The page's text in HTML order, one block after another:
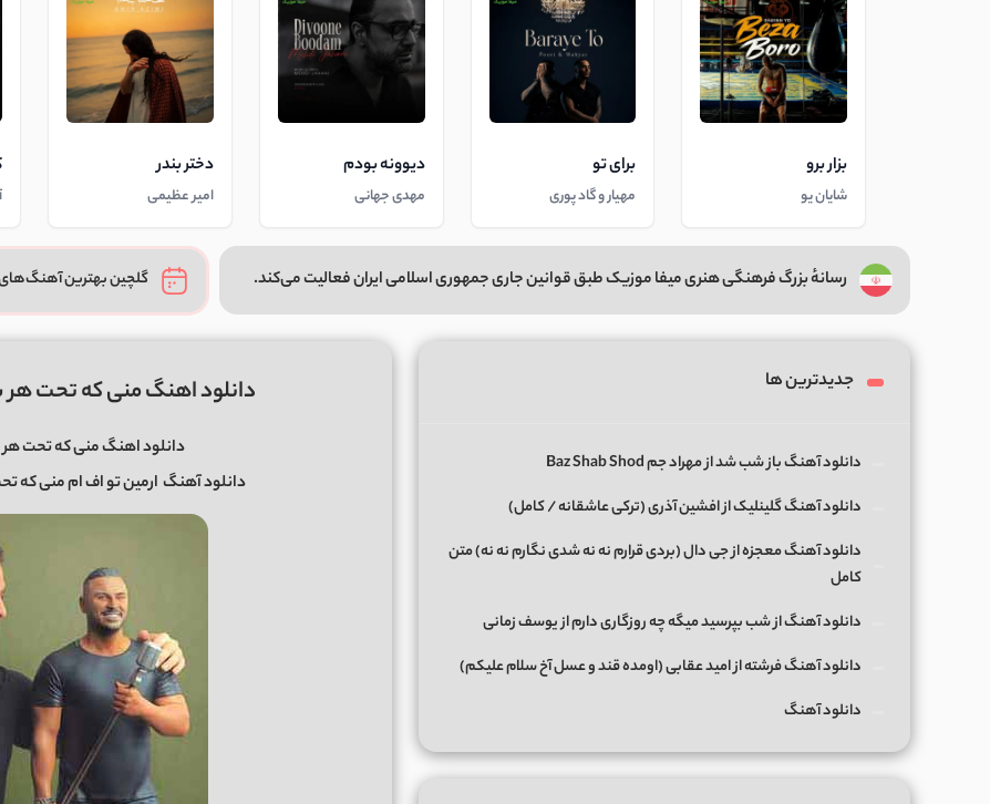
بزار برو
شایان یو
برای تو
مهیار و گاد پوری
دیوونه بودم
مهدی جهانی
دختر بندر
امیر عظیمی
رسانهٔ بزرگ فرهنگی هنری میفا موزیک طبق قوانین جاری جمهوری اسلامی ایران فعالیت می‌کند. گلچین بهترین
دانلود اهنگ منی که تحت
دانلود اهنگ منی که تحت
دانلود آهنگ ارمین تو اف ام منی که
جدیدترین ها
دانلود آهنگ باز شب شد از مهراد جم Baz Shab Shod
دانلود آهنگ گلینلیک از افشین آذری (ترکی عاشقانه / کامل)
دانلود آهنگ معجزه از جی دال (بردی قرارم نه نه شدی نگارم نه نه) متن
کامل
دانلود آهنگ از شب بپرسید میگه چه روزگاری دارم از یوسف زمانی
دانلود آهنگ فرشته از امید عقابی (اومده قند و عسل آخ سلام علیکم)
دانلود آهنگ